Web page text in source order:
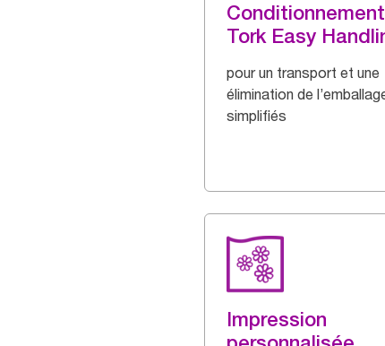
Conditionnement
Tork Easy
pour un transport et une
élimination de
simplifiés
Impression